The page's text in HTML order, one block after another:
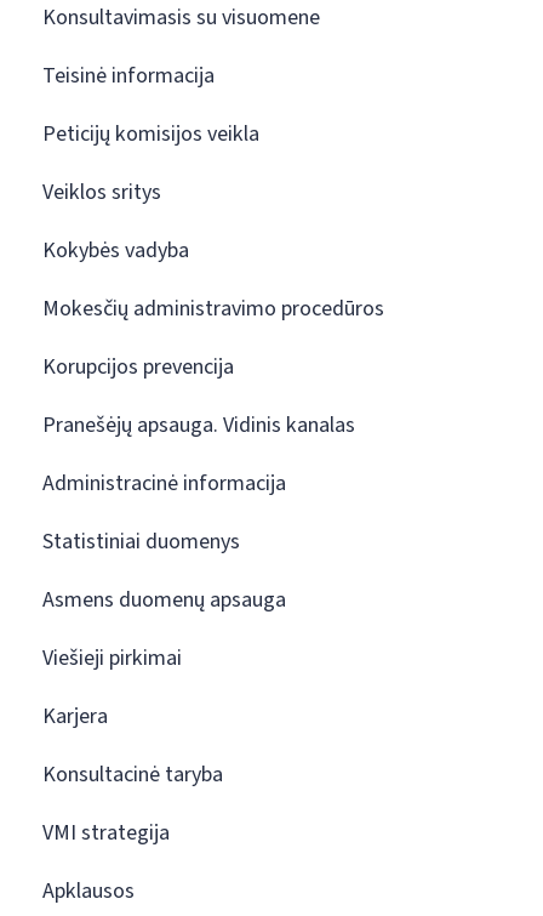
Konsultavimasis su visuomene
Teisinė informacija
Peticijų komisijos veikla
Veiklos sritys
Kokybės vadyba
Mokesčių administravimo procedūros
Korupcijos prevencija
Pranešėjų apsauga. Vidinis kanalas
Administracinė informacija
Statistiniai duomenys
Asmens duomenų apsauga
Viešieji pirkimai
Karjera
Konsultacinė taryba
VMI strategija
Apklausos